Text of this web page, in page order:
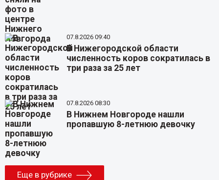
07.8.2026 09:40
В Нижегородской области
численность коров сократилась в
три раза за 25 лет
07.8.2026 08:30
В Нижнем Новгороде нашли
пропавшую 8-летнюю девочку
Еще в рубрике